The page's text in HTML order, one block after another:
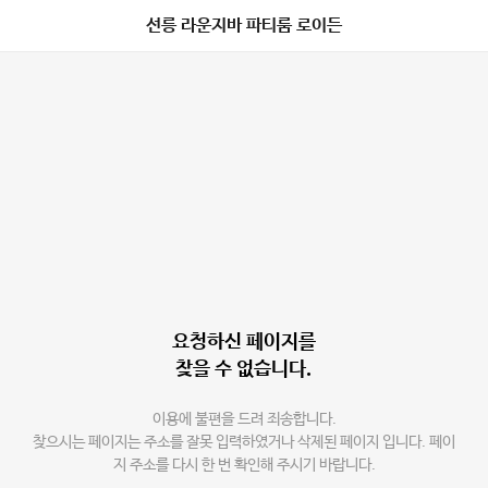
선릉 라운지바 파티룸 로이든
요청하신 페이지를
찾을 수 없습니다.
이용에 불편을 드려 죄송합니다.
찾으시는 페이지는 주소를 잘못 입력하였거나 삭제된 페이지 입니다. 페이
지 주소를 다시 한 번 확인해 주시기 바랍니다.